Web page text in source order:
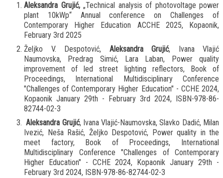
Aleksandra Grujić,„Technical analysis of photovoltage power
plant 10kWp“ Annual conference on Challenges of
Contemporary Higher Education ACCHE 2025, Kopaonik,
February 3rd 2025
Željko V. Despotović, Aleksandra Grujić, Ivana Vlajić
Naumovska, Predrag Simić, Lara Laban, Power quality
improvement of led street lighting reflectors, Book of
Proceedings, International Multidisciplinary Conference
"Challenges of Contemporary Higher Education" - CCHE 2024,
Kopaonik January 29th - February 3rd 2024, ISBN-978-86-
82744-02-3
Aleksandra Grujić, Ivana Vlajić-Naumovska, Slavko Dadić, Milan
Ivezić, Neša Rašić, Željko Despotović, Power quality in the
meet factory, Book of Proceedings, International
Multidisciplinary Conference "Challenges of Contemporary
Higher Education" - CCHE 2024, Kopaonik January 29th -
February 3rd 2024, ISBN-978-86-82744-02-3